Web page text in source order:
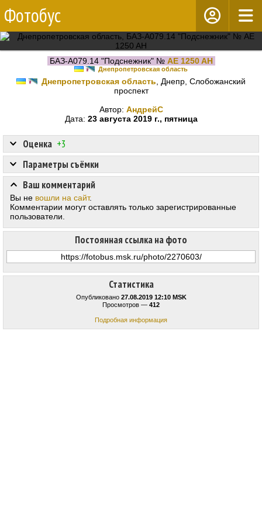
Фотобус
БАЗ-А079.14 "Подснежник" № AE 1250 AH
Днепропетровская область
Днепропетровская область , Днепр, Слобожанский
проспект
Автор: АндрейС
Дата: 23 августа 2019 г., пятница
Статистика
Опубликовано 27.08.2019 12:10 MSK
Просмотров — 412
Подробная информация
Оценка +3
Постоянная ссылка на фото
Параметры съёмки
Ваш комментарий
Вы не вошли на сайт.
Комментарии могут оставлять только зарегистрированные
пользователи.